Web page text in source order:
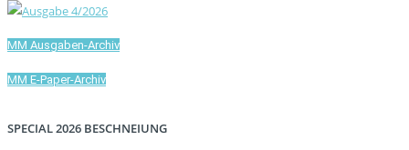
MM Ausgaben-Archiv
MM E-Paper-Archiv
SPECIAL 2026 BESCHNEIUNG